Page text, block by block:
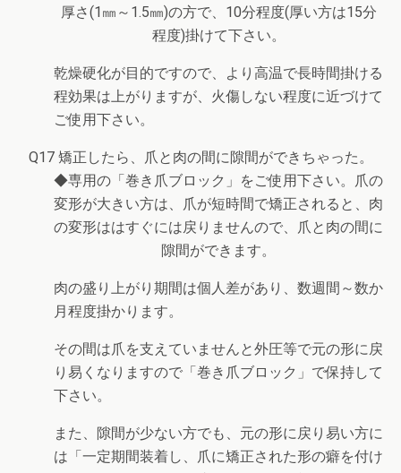
厚さ(1㎜～1.5㎜)の方で、10分程度(厚い方は15分
程度)掛けて下さい。
乾燥硬化が目的ですので、より高温で長時間掛ける
程効果は上がりますが、火傷しない程度に近づけて
ご使用下さい。
Q17 矯正したら、爪と肉の間に隙間ができちゃった。
◆専用の「巻き爪ブロック」をご使用下さい。爪の
変形が大きい方は、爪が短時間で矯正されると、肉
の変形ははすぐには戻りませんので、爪と肉の間に
隙間ができます。
肉の盛り上がり期間は個人差があり、数週間～数か
月程度掛かります。
その間は爪を支えていませんと外圧等で元の形に戻
り易くなりますので「巻き爪ブロック」で保持して
下さい。
また、隙間が少ない方でも、元の形に戻り易い方に
は「一定期間装着し、爪に矯正された形の癖を付け